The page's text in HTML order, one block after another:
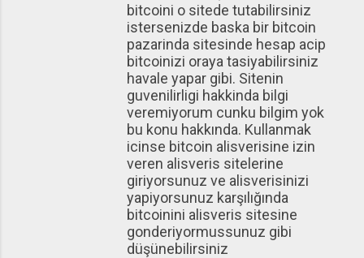
bitcoini o sitede tutabilirsiniz
istersenizde baska bir bitcoin
pazarinda sitesinde hesap acip
bitcoinizi oraya tasiyabilirsiniz
havale yapar gibi. Sitenin
guvenilirligi hakkinda bilgi
veremiyorum cunku bilgim yok
bu konu hakkında. Kullanmak
icinse bitcoin alisverisine izin
veren alisveris sitelerine
giriyorsunuz ve alisverisinizi
yapiyorsunuz karşılığında
bitcoinini alisveris sitesine
gonderiyormussunuz gibi
düşünebilirsiniz